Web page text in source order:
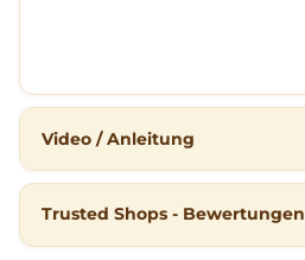
Video / Anleitung
Trusted Shops - Bewertungen